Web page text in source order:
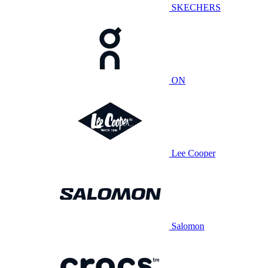
SKECHERS
ON
Lee Cooper
Salomon